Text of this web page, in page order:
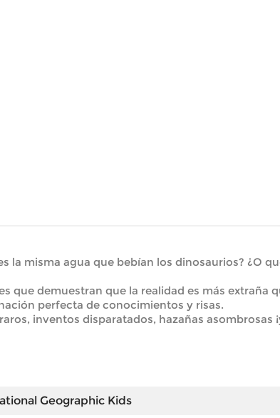
misma agua que bebían los dinosaurios? ¿O
que demuestran que la realidad es más extraña
perfecta de conocimientos y risas.
inventos disparatados, hazañas asombrosas
Geographic Kids